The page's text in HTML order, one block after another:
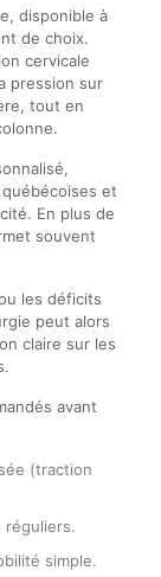
disponible à
de choix.
cervicale
pression sur
tout en
et
En plus de
souvent
les déficits
peut alors
claire sur les
avant
(traction
réguliers.
simple.